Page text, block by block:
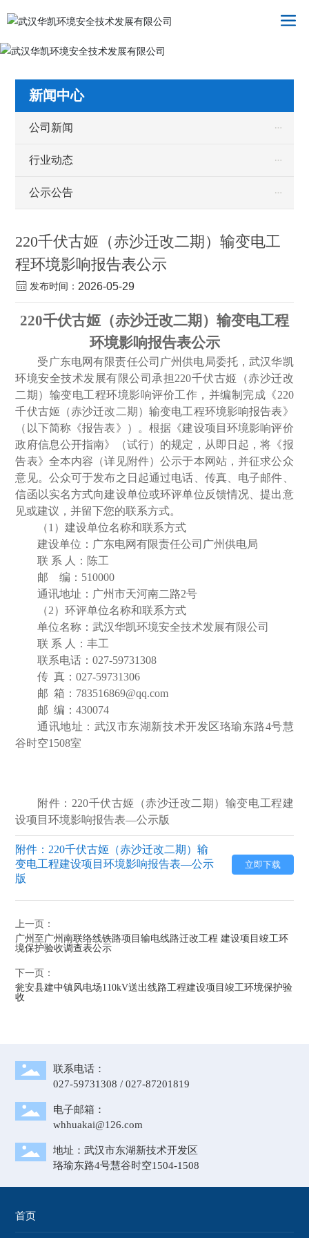
新闻中心
公司新闻
行业动态
公示公告
220千伏古姬（赤沙迁改二期）输变电工
程环境影响报告表公示
发布时间： 2026-05-29
220千伏古姬（赤沙迁改二期）输变电工程
环境影响报告表公示
受 广东电网有限责任公司广州供电局委托，武汉华凯
环境安全技术发展有限公司承担220千伏古姬（赤沙迁改
二期）输变电工程环境影响评价工作，并编制完成《220
千伏古姬（赤沙迁改二期）输变电工程环境影响报告表》
（以下简称《报告表》）。根据《建设项目环境影响评价
政府信息公开指南》（试行）的规定，从即日起，将《报
告表》全本内容（详见附件）公示于本网站，并征求公众
意见。公众可于发布之日起通过电话、传真、电子邮件、
信函以实名方式向建设单位或环评单位反馈情况、提出意
见或建议，并留下您的联系方式。
（1 ）建设单位名称和联系方式
建设单位： 广东电网有限责任公司广州供电局
联 系 人： 陈工
邮
编： 510000
通讯地址： 广州市天河南二路2号
（2）环评单位名称和联系方式
单位名称：武汉华凯环境安全技术发展有限公司
联 系 人：丰工
联系电话：027-59731308
传 真：027-59731306
邮 箱： 783516869@qq.com
邮 编：430074
通讯地址：武汉市东湖新技术开发区珞瑜东路4号慧
谷时空1508室
附件： 220千伏古姬（赤沙迁改二期）输变电工程建
设项目环境影响报告表—公示版
附件：220千伏古姬（赤沙迁改二期）输
变电工程建设项目环境影响报告表—公示
版
立即下载
上一页：
广州至广州南联络线铁路项目输电线路迁改工程 建设项目竣工环
境保护验收调查表公示
下一页：
瓮安县建中镇风电场110kV送出线路工程建设项目竣工环境保护验
收
联系电话：
027-59731308 /027-87201819
电子邮箱：
whhuakai@126.com
地址：武汉市东湖新技术开发区
珞瑜东路4号慧谷时空1504-1508
首页